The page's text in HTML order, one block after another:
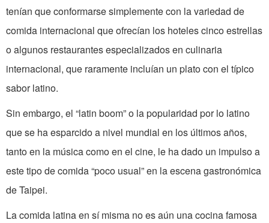
tenían que conformarse simplemente con la variedad de
comida internacional que ofrecían los hoteles cinco estrellas
o algunos restaurantes especializados en culinaria
internacional, que raramente incluían un plato con el típico
sabor latino.
Sin embargo, el “latin boom” o la popularidad por lo latino
que se ha esparcido a nivel mundial en los últimos años,
tanto en la música como en el cine, le ha dado un impulso a
este tipo de comida “poco usual” en la escena gastronómica
de Taipei.
La comida latina en sí misma no es aún una cocina famosa